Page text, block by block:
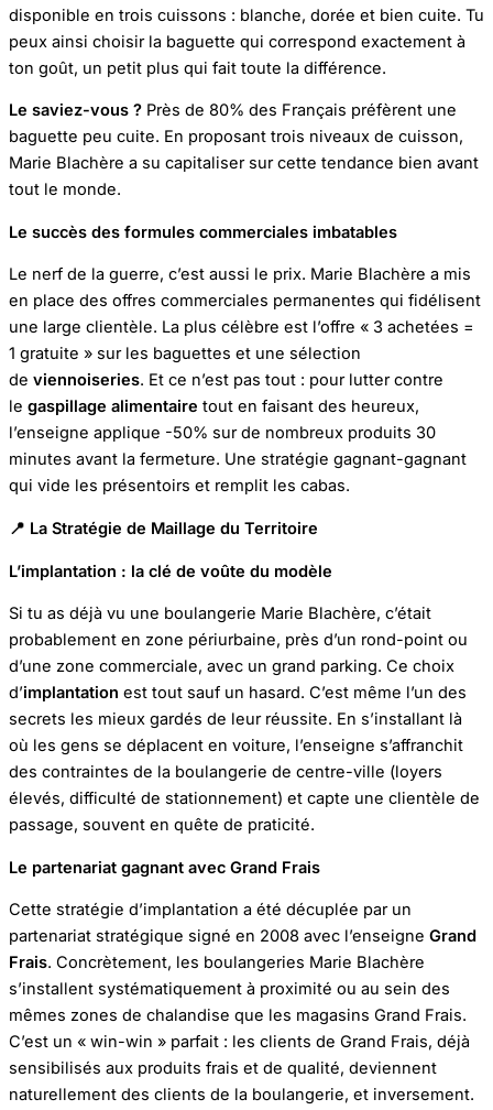
disponible en trois cuissons : blanche, dorée et bien cuite. Tu
peux ainsi choisir la baguette qui correspond exactement à
ton goût, un petit plus qui fait toute la différence.
Le saviez-vous ? Près de 80% des Français préfèrent une
baguette peu cuite. En proposant trois niveaux de cuisson,
Marie Blachère a su capitaliser sur cette tendance bien avant
tout le monde.
Le succès des formules commerciales imbatables
Le nerf de la guerre, c’est aussi le prix. Marie Blachère a mis
en place des offres commerciales permanentes qui fidélisent
une large clientèle. La plus célèbre est l’offre « 3 achetées =
1 gratuite » sur les baguettes et une sélection
de viennoiseries. Et ce n’est pas tout : pour lutter contre
le gaspillage alimentaire tout en faisant des heureux,
l’enseigne applique -50% sur de nombreux produits 30
minutes avant la fermeture. Une stratégie gagnant-gagnant
qui vide les présentoirs et remplit les cabas.
📍 La Stratégie de Maillage du Territoire
L’implantation : la clé de voûte du modèle
Si tu as déjà vu une boulangerie Marie Blachère, c’était
probablement en zone périurbaine, près d’un rond-point ou
d’une zone commerciale, avec un grand parking. Ce choix
d’implantation est tout sauf un hasard. C’est même l’un des
secrets les mieux gardés de leur réussite. En s’installant là
où les gens se déplacent en voiture, l’enseigne s’affranchit
des contraintes de la boulangerie de centre-ville (loyers
élevés, difficulté de stationnement) et capte une clientèle de
passage, souvent en quête de praticité.
Le partenariat gagnant avec Grand Frais
Cette stratégie d’implantation a été décuplée par un
partenariat stratégique signé en 2008 avec l’enseigne Grand
Frais. Concrètement, les boulangeries Marie Blachère
s’installent systématiquement à proximité ou au sein des
mêmes zones de chalandise que les magasins Grand Frais.
C’est un « win-win » parfait : les clients de Grand Frais, déjà
sensibilisés aux produits frais et de qualité, deviennent
naturellement des clients de la boulangerie, et inversement.